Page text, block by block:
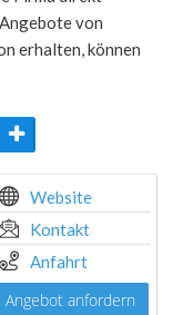
von
erhalten, können
Website
Kontakt
Anfahrt
Angebot anfordern